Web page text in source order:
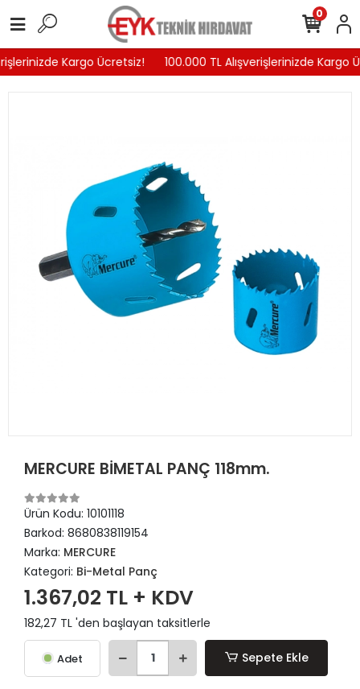
Kargo Ücretsiz! 100.000 TL Alışverişlerinizde Kargo
0
MERCURE BİMETAL PANÇ 118mm.
Ürün Kodu: 10101118
Barkod: 8680838119154
Marka: MERCURE
Kategori: Bi-Metal Panç
1.367,02 TL + KDV
182,27 TL 'den başlayan taksitlerle
Adet Sepete Ekle